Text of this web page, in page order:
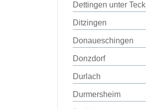
Dettingen unter Teck
Ditzingen
Donaueschingen
Donzdorf
Durlach
Durmersheim